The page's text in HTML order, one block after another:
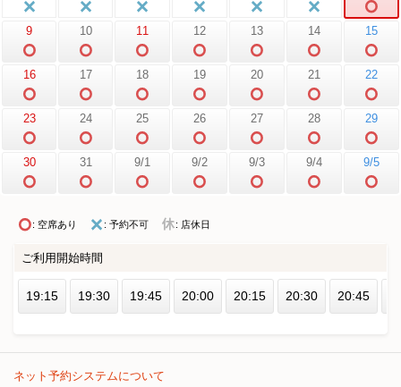
9 10 11 12 13 14 15
16 17 18 19 20 21 22
23 24 25 26 27 28 29
30 31 9/1 9/2 9/3 9/4 9/5
: 空席あり : 予約不可 : 店休日
ご利用開始時間
19:15 19:30 19:45 20:00 20:15 20:30 20:45
ネット予約システムについて